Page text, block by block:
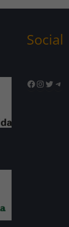
Social
Facebook
Twitter